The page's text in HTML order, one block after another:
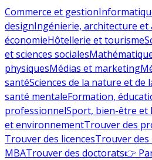
Commerce et gestion
designIngénierie, architecture et
économieHôtellerie et tourisme
et sciences sociales
physiquesMédias et marketing
santéSciences de la nature et de
santé mentaleFormation,
professionnelSport, bien-être et
et environnementTrouver des
Trouver des licencesTrouver des
MBATrouver des doctorats👉